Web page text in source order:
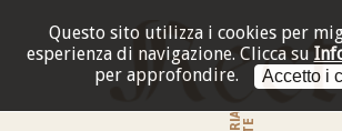
Questo sito utilizza i cookies per
esperienza di navigazione. Clicca su
per approfondire.
Accetto i